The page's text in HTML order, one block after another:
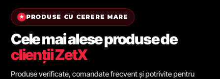
★ PRODUSE CU CERERE MARE
Cele mai alese produse de
clienții ZetX
Produse verificate, comandate frecvent și potrivite pentru